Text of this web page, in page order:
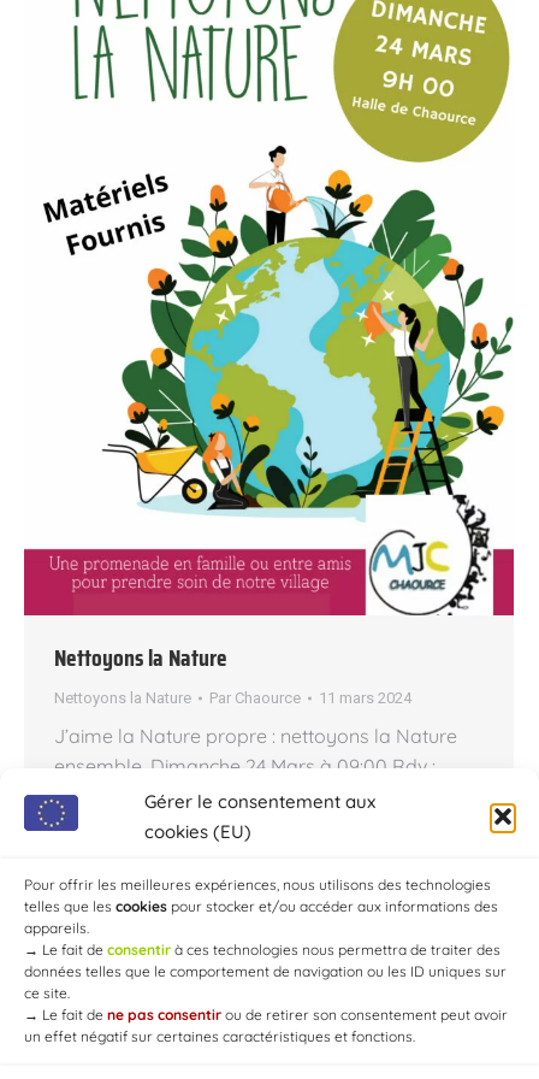
Gérer le consentement aux
cookies (EU)
Pour offrir les meilleures expériences, nous utilisons des technologies
telles que les cookies pour stocker et/ou accéder aux informations des
appareils.
→ Le fait de consentir à ces technologies nous permettra de traiter des
données telles que le comportement de navigation ou les ID uniques sur
ce site.
→ Le fait de ne pas consentir ou de retirer son consentement peut avoir
un effet négatif sur certaines caractéristiques et fonctions.
Nettoyons la Nature
Nettoyons la Nature Par Chaource 11 mars 2024
J’aime la Nature propre : nettoyons la Nature
ensemble. Dimanche 24 Mars à 09:00 Rdv :
Halle de Chaource Matériels fournis. Une
promenade en famille ou entre amis pour
de vous SVP & venez nombreux, merci !